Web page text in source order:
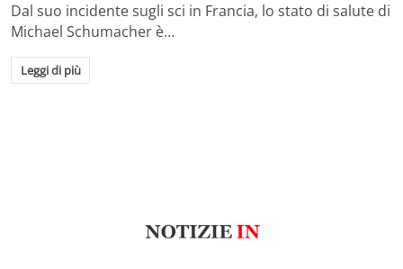
Dal suo incidente sugli sci in Francia, lo stato di salute di
Michael Schumacher è…
Leggi di più